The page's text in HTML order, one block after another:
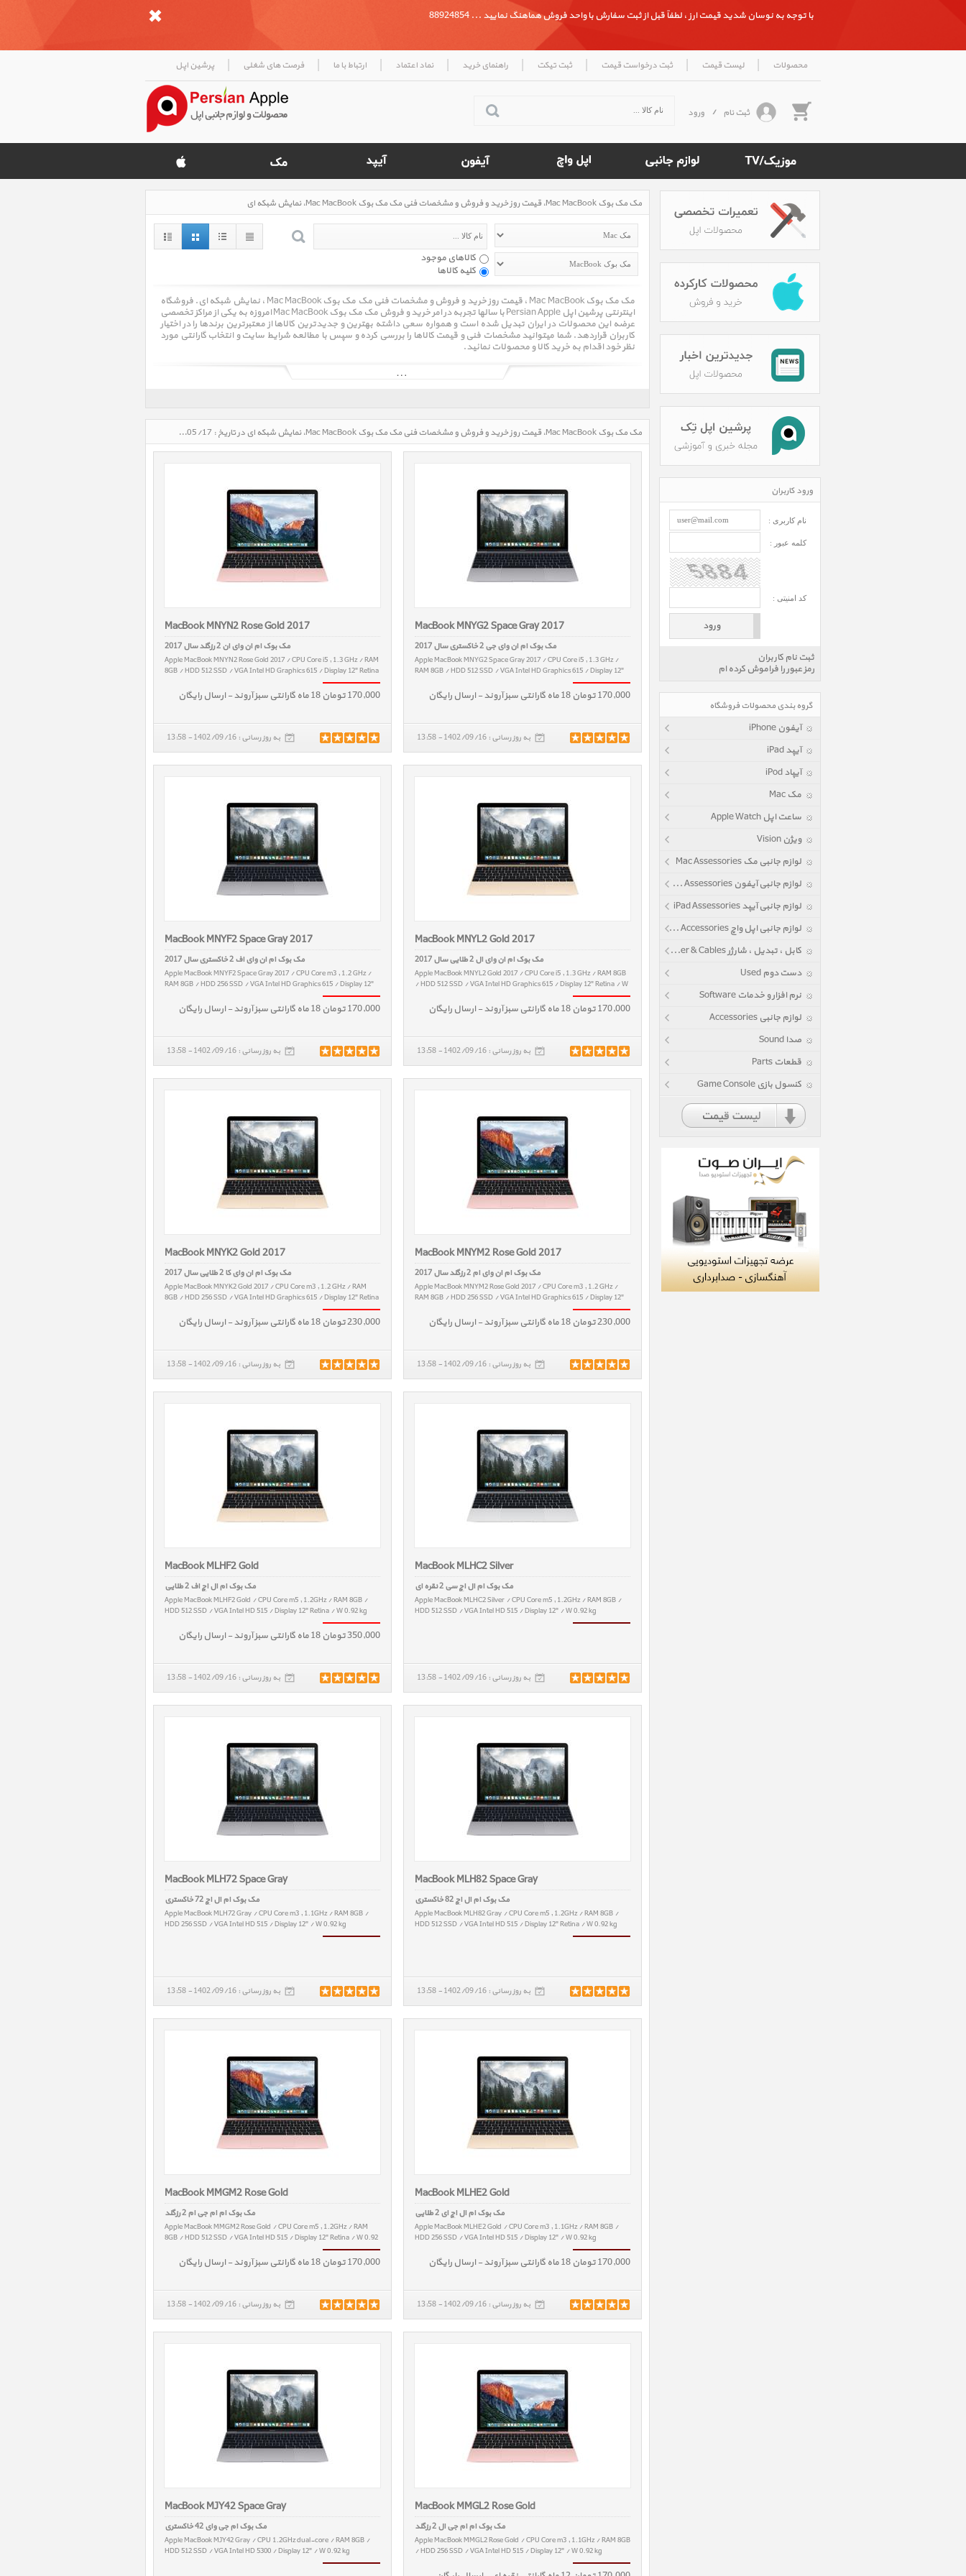
با توجه به نوسان شدید قیمت ارز ، لطفاً قبل از ثبت سفارش با واحد فروش هماهنگ نمایید ... 88924854
محصولات | لیست قیمت | ثبت درخواست قیمت | ثبت تیکت | راهنمای خرید | نماد اعتماد | ارتباط با ما | فرصت های شغلی | پرشین اپل
ثبت نام / ورود
مک مک بوک Mac MacBook، قیمت روز خرید و فروش و مشخصات فنی مک مک بوک Mac MacBook، نمایش شبکه ای
کالاهای موجود
کلیه کالاها
مک مک بوک Mac MacBook ، قیمت روز خرید و فروش و مشخصات فنی مک مک بوک Mac MacBook ، نمایش شبکه ای. فروشگاه
اینترنتی پرشین اپل Persian Apple با سالها تجربه در امر خرید و فروش مک مک بوک Mac MacBook امروزه به یکی از مراکز تخصصی
عرضه این محصولات در ایران تبدیل شده است و همواره سعی داشته بهترین و جدیدترین کالاها از معتبرترین برندها را در اختیار
کاربران قراردهد. شما میتوانید مشخصات فنی و قیمت کالاها را بررسی کرده و سپس با مطالعه شرایط سایت و انتخاب گارانتی مورد
نظر خود اقدام به خرید کالا و محصولات نمائید.
مک مک بوک Mac MacBook، قیمت روز خرید و فروش و مشخصات فنی مک مک بوک Mac MacBook، نمایش شبکه ای در تاریخ : 1405/05/17 - ساعت : 19:01
MacBook MNYG2 Space Gray 2017
مک بوک ام ان وای جی 2 خاکستری سال 2017
Apple MacBook MNYG2 Space Gray 2017 / CPU Core i5 , 1.3 GHz /
RAM 8GB / HDD 512 SSD / VGA Intel HD Graphics 615 / Display 12"
170,000 تومان 18 ماه گارانتی سبز آروند - ارسال رایگان
به روز رسانی : 1402/09/16 - 13:58
MacBook MNYN2 Rose Gold 2017
مک بوک ام ان وای ان 2 رزگلد سال 2017
Apple MacBook MNYN2 Rose Gold 2017 / CPU Core i5 , 1.3 GHz / RAM
8GB / HDD 512 SSD / VGA Intel HD Graphics 615 / Display 12" Retina
170,000 تومان 18 ماه گارانتی سبز آروند - ارسال رایگان
به روز رسانی : 1402/09/16 - 13:58
MacBook MNYL2 Gold 2017
مک بوک ام ان وای ال 2 طلایی سال 2017
Apple MacBook MNYL2 Gold 2017 / CPU Core i5 , 1.3 GHz / RAM 8GB
/ HDD 512 SSD / VGA Intel HD Graphics 615 / Display 12" Retina / W
170,000 تومان 18 ماه گارانتی سبز آروند - ارسال رایگان
به روز رسانی : 1402/09/16 - 13:58
MacBook MNYF2 Space Gray 2017
مک بوک ام ان وای اف 2 خاکستری سال 2017
Apple MacBook MNYF2 Space Gray 2017 / CPU Core m3 , 1.2 GHz /
RAM 8GB / HDD 256 SSD / VGA Intel HD Graphics 615 / Display 12"
170,000 تومان 18 ماه گارانتی سبز آروند - ارسال رایگان
به روز رسانی : 1402/09/16 - 13:58
MacBook MNYM2 Rose Gold 2017
مک بوک ام ان وای ام 2 رزگلد سال 2017
Apple MacBook MNYM2 Rose Gold 2017 / CPU Core m3 , 1.2 GHz /
RAM 8GB / HDD 256 SSD / VGA Intel HD Graphics 615 / Display 12"
230,000 تومان 18 ماه گارانتی سبز آروند - ارسال رایگان
به روز رسانی : 1402/09/16 - 13:58
MacBook MNYK2 Gold 2017
مک بوک ام ان وای کا 2 طلایی سال 2017
Apple MacBook MNYK2 Gold 2017 / CPU Core m3 , 1.2 GHz / RAM
8GB / HDD 256 SSD / VGA Intel HD Graphics 615 / Display 12" Retina
230,000 تومان 18 ماه گارانتی سبز آروند - ارسال رایگان
به روز رسانی : 1402/09/16 - 13:58
MacBook MLHC2 Silver
مک بوک ام ال اچ سی 2 نقره ای
Apple MacBook MLHC2 Silver / CPU Core m5 , 1.2GHz / RAM 8GB /
HDD 512 SSD / VGA Intel HD 515 / Display 12" / W 0.92 kg
به روز رسانی : 1402/09/16 - 13:58
MacBook MLHF2 Gold
مک بوک ام ال اچ اف 2 طلایی
Apple MacBook MLHF2 Gold / CPU Core m5 , 1.2GHz / RAM 8GB /
HDD 512 SSD / VGA Intel HD 515 / Display 12" Retina / W 0.92 kg
350,000 تومان 18 ماه گارانتی سبز آروند - ارسال رایگان
به روز رسانی : 1402/09/16 - 13:58
MacBook MLH82 Space Gray
مک بوک ام ال اچ 82 خاکستری
Apple MacBook MLH82 Gray / CPU Core m5 , 1.2GHz / RAM 8GB /
HDD 512 SSD / VGA Intel HD 515 / Display 12" Retina / W 0.92 kg
به روز رسانی : 1402/09/16 - 13:58
MacBook MLH72 Space Gray
مک بوک ام ال اچ 72 خاکستری
Apple MacBook MLH72 Gray / CPU Core m3 , 1.1GHz / RAM 8GB /
HDD 256 SSD / VGA Intel HD 515 / Display 12" / W 0.92 kg
به روز رسانی : 1402/09/16 - 13:58
MacBook MLHE2 Gold
مک بوک ام ال اچ ای 2 طلایی
Apple MacBook MLHE2 Gold / CPU Core m3 , 1.1GHz / RAM 8GB /
HDD 256 SSD / VGA Intel HD 515 / Display 12" / W 0.92 kg
170,000 تومان 18 ماه گارانتی سبز آروند - ارسال رایگان
به روز رسانی : 1402/09/16 - 13:58
MacBook MMGM2 Rose Gold
مک بوک ام ام جی ام 2 رزگلد
Apple MacBook MMGM2 Rose Gold / CPU Core m5 , 1.2GHz / RAM
8GB / HDD 512 SSD / VGA Intel HD 515 / Display 12" Retina / W 0.92
170,000 تومان 18 ماه گارانتی سبز آروند - ارسال رایگان
به روز رسانی : 1402/09/16 - 13:58
MacBook MMGL2 Rose Gold
مک بوک ام ام جی ال 2 رزگلد
Apple MacBook MMGL2 Rose Gold / CPU Core m3 , 1.1GHz / RAM 8GB
/ HDD 256 SSD / VGA Intel HD 515 / Display 12" / W 0.92 kg
MacBook MJY42 Space Gray
مک بوک ام جی وای 42 خاکستری
Apple MacBook MJY42 Gray / CPU 1.2GHz dual-core / RAM 8GB /
HDD 512 SSD / VGA Intel HD 5300 / Display 12" / W 0.92 kg
ورود کاربران
نام کاربری :
کلمه عبور :
کد امنیتی :
ثبت نام کاربران
رمز عبور را فراموش کرده ام
گروه بندی محصولات فروشگاه
آیفون iPhone
آیپد iPad
آیپاد iPod
مک Mac
ساعت اپل Apple Watch
ویژن Vision
لوازم جانبی مک Mac Assessories
لوازم جانبی آیفون iPhone Assessories
لوازم جانبی آیپد iPad Assessories
لوازم جانبی اپل واچ Apple Watch Accessories
کابل ، تبدیل ، شارژر Power & Cables
دست دوم Used
نرم افزار و خدمات Software
لوازم جانبی Accessories
صدا Sound
قطعات Parts
کنسول بازی Game Console